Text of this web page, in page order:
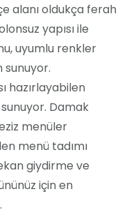
alanı oldukça ferah
yapısı ile
uyumlu renkler
sunuyor.
hazırlayabilen
Damak
menüler
menü tadımı
giydirme ve
için en